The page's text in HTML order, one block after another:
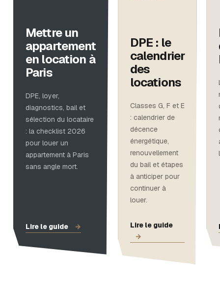
Mettre un
appartement
en location à
Paris
DPE, loyer,
diagnostics, bail et
sélection du locataire
: la checklist 2026
pour louer un
appartement à Paris
sans angle mort.
Lire le guide →
DPE : le
calendrier
des
locations
Classes G, F et E
: calendrier de
décence
énergétique,
renouvellement
du bail et étapes
à anticiper pour
continuer à
louer.
Lire le guide
→